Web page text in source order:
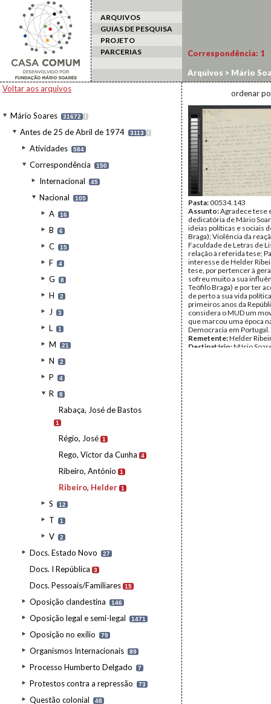
ARQUIVOS
GUIAS DE PESQUISA
PROJETO
PARCERIAS
Voltar aos arquivos
Mário Soares 31672 I
Antes de 25 de Abril de 1974 3113 I
Atividades 584
Correspondência 150
Internacional 45
Nacional 105
A 16
B 6
C 15
F 4
G 8
H 2
J 3
L 1
M 21
N 2
P 4
R 8
Rabaça, José de Bastos
1
Régio, José 1
Rego, Victor da Cunha 4
Ribeiro, António 1
Ribeiro, Helder 1
S 12
T 1
V 2
Docs. Estado Novo 27
Docs. I República 3
Docs. Pessoais/Familiares 15
Oposição clandestina 146
Oposição legal e semi-legal 1471
Oposição no exílio 79
Organismos Internacionais 89
Processo Humberto Delgado 7
Protestos contra a repressão 73
Questão colonial 48
Correspondência: 1
Arquivos > Mário
ordenar
Pasta:00534.143
Assunto:Agradece tese
dedicatória de Mário
ideias políticas e sociais
Braga); Violência da
Faculdade de Letras de
relação à referida tese;
interesse de Helder
tese, por pertencer à
sofreu muito a sua
Teófilo Braga) e por ter
de perto a sua vida
primeiros anos da
considera o MUD um
que marcou uma época
Democracia em Portugal.
Remetente:Helder
Destinatário:Mário